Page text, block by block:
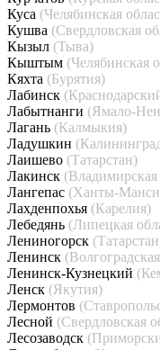
Куса (Челябинская
Кушва (Свердловская
Кызыл (Тыва)
Кыштым (Челябинская
Кяхта (Бурятия)
Лабинск
Лабытнанги (Ямало-
Лагань (Калмыкия)
Ладушкин
Лаишево (Татарстан)
Лакинск (Владимирская
Лангепас (Ханты-
Лахденпохья (Карелия)
Лебедянь (Липецкая
Лениногорск
Ленинск
Ленинск-Кузнецкий
Ленск (Якутия)
Лермонтов
Лесной (Свердловская
Лесозаводск